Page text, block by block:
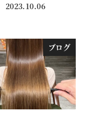
投稿日
2023.10.06
ブログ